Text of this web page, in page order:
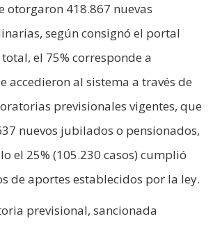
otorgaron 418.867 nuevas
según consignó el portal
el 75% corresponde a
accedieron al sistema a través de
previsionales vigentes, que
nuevos jubilados o pensionados,
el 25% (105.230 casos) cumplió
de aportes establecidos por la ley.
previsional, sancionada